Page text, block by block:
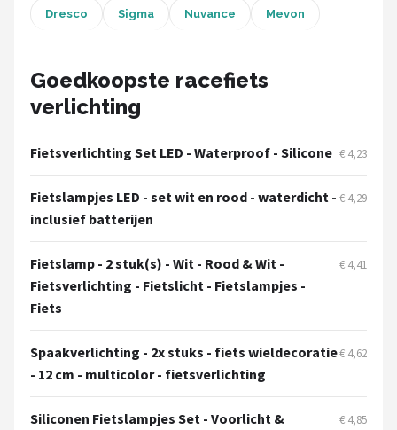
POPULAIRE MERKEN
Volare
AXA
New Looxs
BBB Cycling
Schwalbe
Voltano
Dresco Sigma Nuvance Mevon
Goedkoopste racefiets
verlichting
Fietsverlichting Set LED - Waterproof - Silicone € 4,23
Fietslampjes LED - set wit en rood - waterdicht -
inclusief batterijen
€ 4,29
Fietslamp - 2 stuk(s) - Wit - Rood & Wit -
Fietsverlichting - Fietslicht - Fietslampjes -
Fiets
€ 4,41
Spaakverlichting - 2x stuks - fiets wieldecoratie
- 12 cm - multicolor - fietsverlichting
€ 4,62
Siliconen Fietslampjes Set - Voorlicht &
€ 4,85